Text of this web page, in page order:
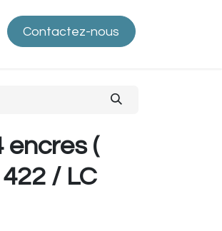
Politique de confidentialité
Contactez-nous
encres (
/ LC